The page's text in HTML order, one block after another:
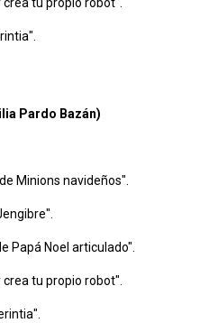
crea tu propio robot".
Pardo Bazán)
Minions navideños".
Papá Noel articulado".
crea tu propio robot".